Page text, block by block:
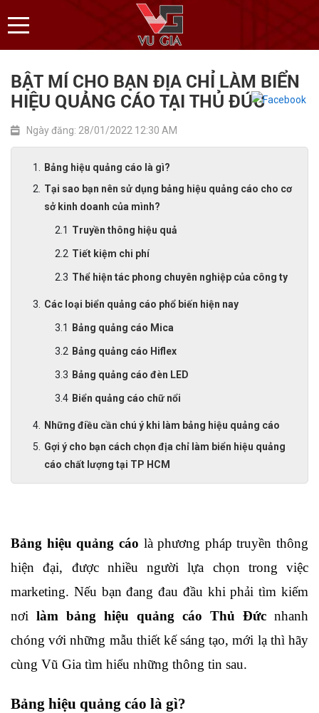
BẬT MÍ CHO BẠN ĐỊA CHỈ LÀM BIỂN
HIỆU QUẢNG CÁO TẠI THỦ ĐỨC
Ngày đăng: 28/01/2022 12:30 AM
Bảng hiệu quảng cáo là gì?
Tại sao bạn nên sử dụng bảng hiệu quảng cáo cho cơ
sở kinh doanh của mình?
Truyền thông hiệu quả
Tiết kiệm chi phí
Thể hiện tác phong chuyên nghiệp của công ty
Các loại biển quảng cáo phổ biến hiện nay
Bảng quảng cáo Mica
Bảng quảng cáo Hiflex
Bảng quảng cáo đèn LED
Biển quảng cáo chữ nổi
Những điều cần chú ý khi làm bảng hiệu quảng cáo
Gợi ý cho bạn cách chọn địa chỉ làm biển hiệu quảng
cáo chất lượng tại TP HCM
Bảng hiệu quảng cáo là phương pháp truyền thông
hiện đại, được nhiều người lựa chọn trong việc
marketing. Nếu bạn đang đau đầu khi phải tìm kiếm
nơi làm bảng hiệu quảng cáo Thủ Đức nhanh
chóng với những mẫu thiết kế sáng tạo, mới lạ thì hãy
cùng Vũ Gia tìm hiểu những thông tin sau.
Bảng hiệu quảng cáo là gì?